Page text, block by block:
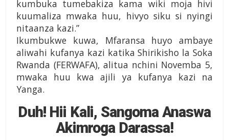
kumbuka tumebakiza kama wiki moja hivi
kuumaliza mwaka huu, hivyo siku si nyingi
nitaanza kazi.”
Ikumbukwe kuwa, Mfaransa huyo ambaye
aliwahi kufanya kazi katika Shirikisho la Soka
Rwanda (FERWAFA), alitua nchini Novemba 5,
mwaka huu kwa ajili ya kufanya kazi na
Yanga.
Duh! Hii Kali, Sangoma Anaswa
Akimroga Darassa!